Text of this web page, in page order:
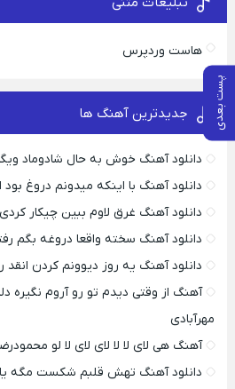
پست بعدی
هاست وردپرس
جدیدترین آهنگ ها
دانلود آهنگ خوش به حال شادوماد
دانلود آهنگ با اینکه میدونم دروغ
دانلود آهنگ غرق لاوم ببین چیکار
دانلود آهنگ سخته واقعا دروغه بگم
دانلود آهنگ یه روز دیوونم کردن
آهنگ از وقتی دیدم تو رو آروم نگیره
مهرآبادی
آهنگ هی لای لا لا لای لای لا لو
دانلود آهنگ تهش قلبم شکست مگه